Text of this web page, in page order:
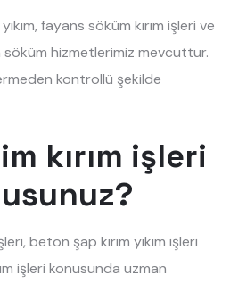
fayans söküm kırım işleri ve
söküm hizmetlerimiz mevcuttur.
kontrollü şekilde
kırım işleri
beton şap kırım yıkım işleri
işleri konusunda uzman